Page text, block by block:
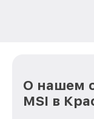
О нашем
MSI в